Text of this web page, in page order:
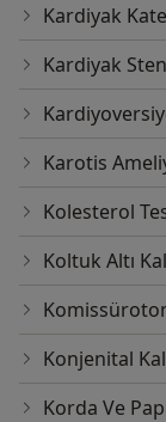
Kardiyak
Kardiyak
Karotis
Kolesterol
Koltuk Altı
Konjenital
Korda Ve